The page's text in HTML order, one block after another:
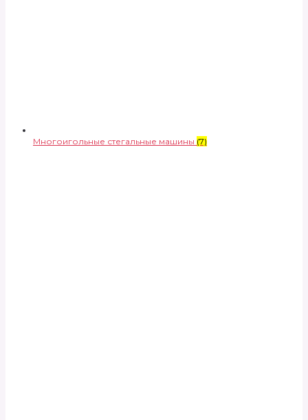
Многоигольные стегальные машины (7)